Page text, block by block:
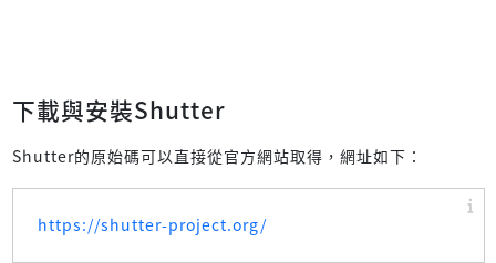
下載與安裝Shutter
Shutter的原始碼可以直接從官方網站取得，網址如下：
https://shutter-project.org/